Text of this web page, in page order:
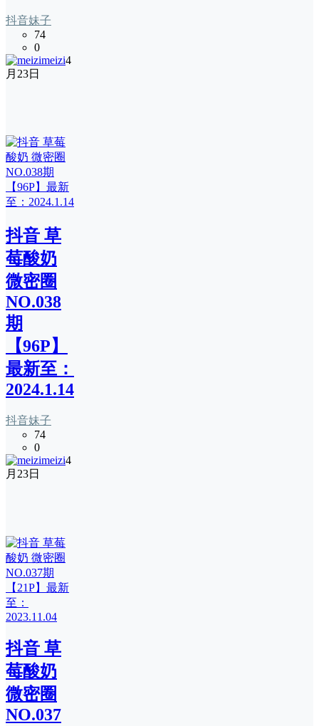
抖音妹子
74
0
meizi4
月23日
抖音 草
莓酸奶
微密圈
NO.038
期
【96P】
最新至：
2024.1.14
抖音妹子
74
0
meizi4
月23日
抖音 草
莓酸奶
微密圈
NO.037